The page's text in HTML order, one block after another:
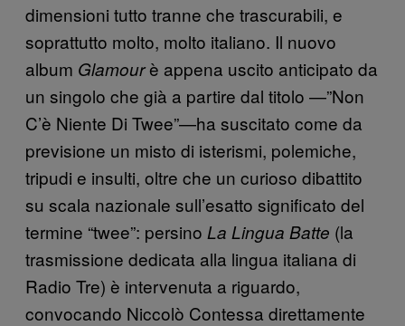
dimensioni tutto tranne che trascurabili, e
soprattutto molto, molto italiano. Il nuovo
album Glamourè appena uscito anticipato da
un singolo che già a partire dal titolo —”Non
C’è Niente Di Twee”—ha suscitato come da
previsione un misto di isterismi, polemiche,
tripudi e insulti, oltre che un curioso dibattito
su scala nazionale sull’esatto significato del
termine “twee”: persino La Lingua Batte (la
trasmissione dedicata alla lingua italiana di
Radio Tre) è intervenuta a riguardo,
convocando Niccolò Contessa direttamente